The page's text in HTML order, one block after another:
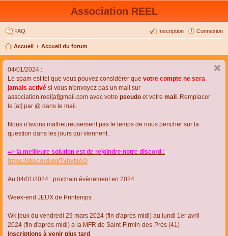
Association REEL
FAQ Connexion
Inscription
Accueil Accueil du forum
04/01/2024 :
Le spam est tel que vous pouvez considérer que votre compte ne sera
jamais activé si vous n'envoyez pas un mail sur
association.reel[at]gmail.com avec votre pseudo et votre mail . Remplacer
le [at] par @ dans le mail.
Nous n'avons malheureusement pas le temps de nous pencher sur la
question dans les jours qui viennent.
=> la meilleure solution est de rejoindre notre discord :
https://discord.gg/TvhyNAQ
Au 04/01/2024 : prochain évènement en 2024
Week-end JEUX de Printemps :
Wk jeux du vendredi 29 mars 2024 (fin d'après-midi) au lundi 1er avril
2024 (fin d'après-midi) à la MFR de Saint-Firmin-des-Près (41)
Inscriptions à venir plus tard